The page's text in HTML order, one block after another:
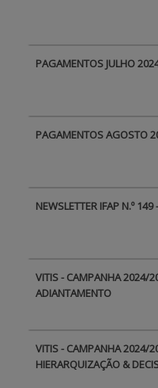
PAGAMENTOS JULHO
PAGAMENTOS AGOSTO
NEWSLETTER IFAP N.º
VITIS - CAMPANHA 2024/
ADIANTAMENTO
VITIS - CAMPANHA 2024/
HIERARQUIZAÇÃO &